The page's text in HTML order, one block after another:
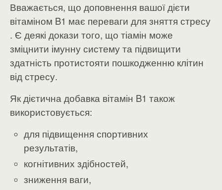
Вважається, що доповнення вашої дієти
вітаміном B1 має переваги для зняття стресу
. Є деякі докази того, що тіамін може
зміцнити імунну систему та підвищити
здатність протистояти пошкодженню клітин
від стресу.
Як дієтична добавка вітамін B1 також
використовується:
для підвищення спортивних
результатів,
когнітивних здібностей,
зниження ваги,